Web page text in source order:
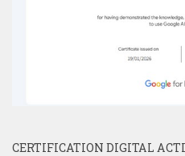
CERTIFICATION DIGITAL